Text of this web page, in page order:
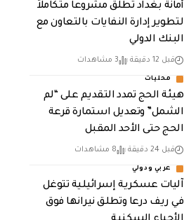
أمانة بغداد تطلق مشروعاً متكاملاً
لتطوير إدارة النفايات بالتعاون مع
البنك الدولي
قبل 12 دقيقة 3 مشاهدات
محليات
هيئة الحج تمدد التقديم على “لم
الشمل” وتعديل استمارة قرعة
الحج حتى الأحد المقبل
قبل 24 دقيقة 8 مشاهدات
عربي ودولي
آليات عسكرية إسرائيلية تتوغل
في ريف درعا وتطلق نيرانها فوق